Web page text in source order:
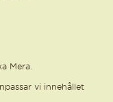
Mera.
vi innehållet